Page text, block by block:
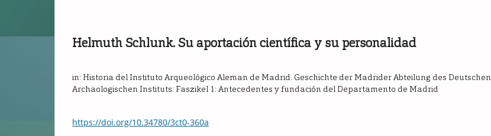
Helmuth Schlunk. Su aportación científica y su personalidad
in: Historia del Instituto Arqueológico Aleman de Madrid. Geschichte der Madrider Abteilung des Deutschen
Archäologischen Instituts: Faszikel 1: Antecedentes y fundación del Departamento de Madrid
https://doi.org/10.34780/3ct0-360a